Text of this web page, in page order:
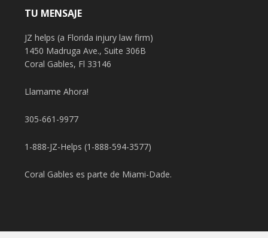
TU MENSAJE
JZ helps (a Florida injury law firm)
1450 Madruga Ave., Suite 306B
Coral Gables, Fl 33146
Llamame Ahora!
305-661-9977
1-888-JZ-Helps (1-888-594-3577)
Coral Gables es parte de Miami-Dade.